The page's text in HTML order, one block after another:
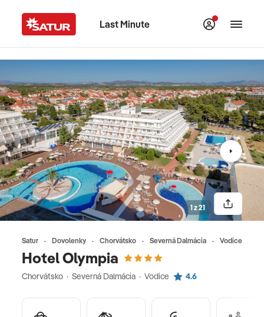
Last Minute
Satur Dovolenky Chorvátsko Severná Dalmácia Vodice
Hotel Olympia
Chorvátsko · Severná Dalmácia · Vodice 4.6
1 z 21